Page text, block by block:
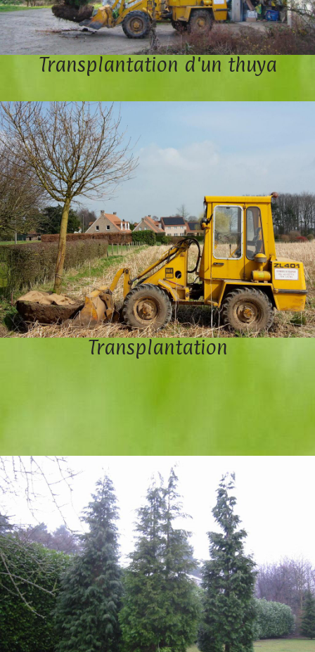
Transplantation d'un thuya
Transplantation